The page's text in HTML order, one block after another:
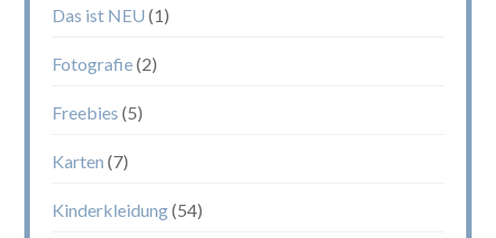
Das ist NEU (1)
Fotografie(2)
Freebies (5)
Karten (7)
Kinderkleidung(54)